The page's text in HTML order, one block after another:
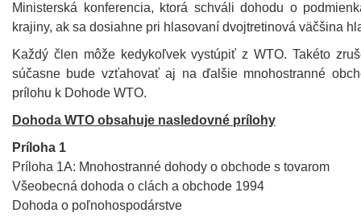
Ministerská konferencia, ktorá schváli dohodu o
krajiny, ak sa dosiahne pri hlasovaní dvojtretinová väčšina
Každý člen môže kedykoľvek vystúpiť z WTO. Takéto
súčasne bude vzťahovať aj na ďalšie mnohostranné
prílohu k Dohode WTO.
Dohoda WTO obsahuje nasledovné prílohy
Príloha 1
Príloha 1A: Mnohostranné dohody o obchode s tovarom
Všeobecná dohoda o clách a obchode 1994
Dohoda o poľnohospodárstve